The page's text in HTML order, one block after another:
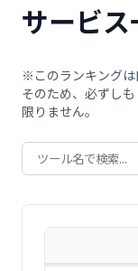
サービ
※このランキングは
そのため、必ずし
限りません。